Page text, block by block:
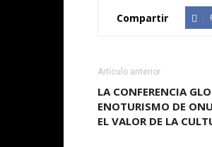
Compartir
Artículo anterior
LA CONFERENCIA
ENOTURISMO DE
EL VALOR DE LA